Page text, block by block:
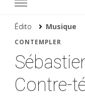
Édito Musique
CONTEMPLER
Contre-